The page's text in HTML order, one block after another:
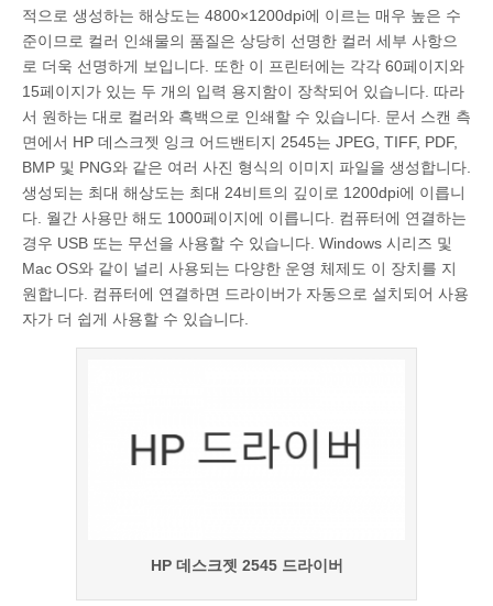
적으로 생성하는 해상도는 4800×1200dpi에 이르는 매우 높은 수
준이므로 컬러 인쇄물의 품질은 상당히 선명한 컬러 세부 사항으
로 더욱 선명하게 보입니다. 또한 이 프린터에는 각각 60페이지와
15페이지가 있는 두 개의 입력 용지함이 장착되어 있습니다. 따라
서 원하는 대로 컬러와 흑백으로 인쇄할 수 있습니다. 문서 스캔 측
면에서 HP 데스크젯 잉크 어드밴티지 2545는 JPEG, TIFF, PDF,
BMP 및 PNG와 같은 여러 사진 형식의 이미지 파일을 생성합니다.
생성되는 최대 해상도는 최대 24비트의 깊이로 1200dpi에 이릅니
다. 월간 사용만 해도 1000페이지에 이릅니다. 컴퓨터에 연결하는
경우 USB 또는 무선을 사용할 수 있습니다. Windows 시리즈 및
Mac OS와 같이 널리 사용되는 다양한 운영 체제도 이 장치를 지
원합니다. 컴퓨터에 연결하면 드라이버가 자동으로 설치되어 사용
자가 더 쉽게 사용할 수 있습니다.
HP 데스크젯 2545 드라이버